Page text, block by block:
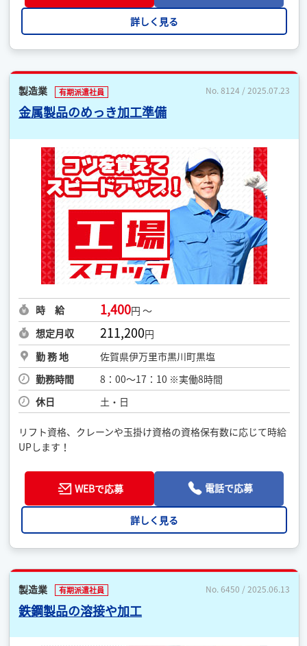
詳しく見る
製造業 有期派遣社員 No. 8124 / 2025.07.23
金属製品のめっき加工準備
時 給 1,400円 ～
想定月収
211,200円
勤 務 地
佐賀県伊万里市黒川町黒塩
勤務時間
8：00～17：10 ※実働8時間
休日
土・日
リフト資格、クレーンや玉掛け資格の資格保有数に応じて時給
UPします！
WEBで応募 電話で応募
詳しく見る
製造業 有期派遣社員 No. 6450 / 2025.06.13
鉄鋼製品の溶接や加工